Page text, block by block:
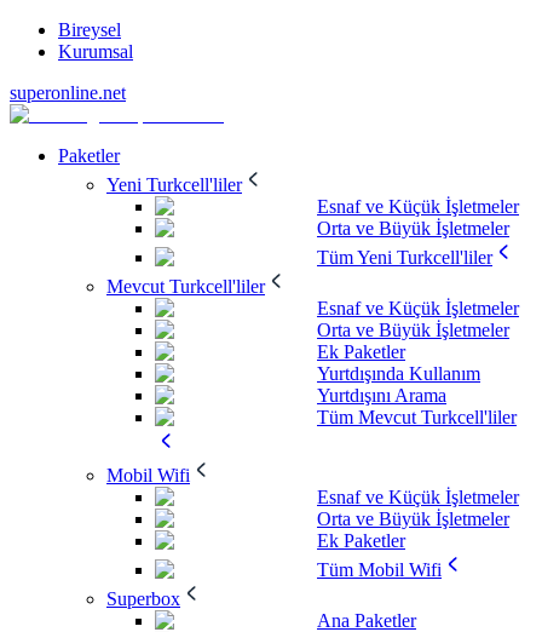
Bireysel
Kurumsal
superonline.net
Paketler
Yeni Turkcell'liler
Esnaf ve Küçük İşletmeler
Orta ve Büyük İşletmeler
Tüm Yeni Turkcell'liler
Mevcut Turkcell'liler
Esnaf ve Küçük İşletmeler
Orta ve Büyük İşletmeler
Ek Paketler
Yurtdışında Kullanım
Yurtdışını Arama
Tüm Mevcut Turkcell'liler
Mobil Wifi
Esnaf ve Küçük İşletmeler
Orta ve Büyük İşletmeler
Ek Paketler
Tüm Mobil Wifi
Superbox
Ana Paketler